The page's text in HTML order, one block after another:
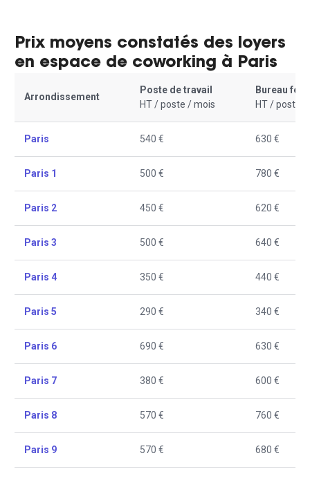
Prix moyens constatés des loyers
en espace de coworking à Paris
Arrondissement
Poste de travail
HT / poste / mois
Bureau
HT / poste /
Paris 540 € 630 €
Paris 1 500 € 780 €
Paris 2 450 € 620 €
Paris 3 500 € 640 €
Paris 4 350 € 440 €
Paris 5 290 € 340 €
Paris 6 690 € 630 €
Paris 7 380 € 600 €
Paris 8 570 € 760 €
Paris 9 570 € 680 €